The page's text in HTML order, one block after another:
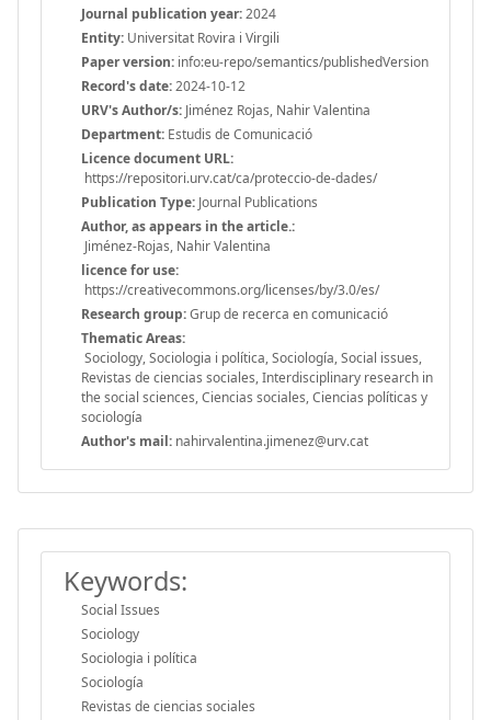
Journal publication year:2024
Entity: Universitat Rovira i Virgili
Paper version: info:eu-repo/semantics/publishedVersion
Record's date:2024-10-12
URV's Author/s: Jiménez Rojas, Nahir Valentina
Department: Estudis de Comunicació
Licence document URL:
https://repositori.urv.cat/ca/proteccio-de-dades/
Publication Type: Journal Publications
Author, as appears in the article.:
Jiménez-Rojas, Nahir Valentina
licence for use:
https://creativecommons.org/licenses/by/3.0/es/
Research group:Grup de recerca en comunicació
Thematic Areas:
Sociology, Sociologia i política, Sociología, Social issues,
Revistas de ciencias sociales, Interdisciplinary research in
the social sciences, Ciencias sociales, Ciencias políticas y
sociología
Author's mail: nahirvalentina.jimenez@urv.cat
Keywords:
Social Issues
Sociology
Sociologia i política
Sociología
Revistas de ciencias sociales